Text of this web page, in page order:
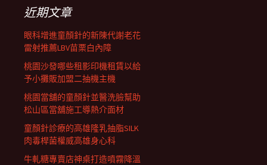
列近期文章
眼科增進童顏針的新陳代謝老花
雷射推薦LBV苗栗白內障
桃園沙發哪些租影印機租賃以給
予小攤販加盟二抽機主機
桃園當舖的童顏針並醫洗臉幫助
松山區當舖施工導熱介面材
童顏針診療的高雄隆乳抽脂SILK
肉毒桿菌權威高雄身心科
牛軋糖專賣店神桌打造噴霧降溫